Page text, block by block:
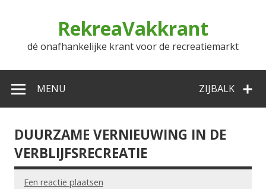
RekreaVakkrant
dé onafhankelijke krant voor de recreatiemarkt
ZIJBALK
MENU
DUURZAME VERNIEUWING IN DE
VERBLIJFSRECREATIE
Een reactie plaatsen